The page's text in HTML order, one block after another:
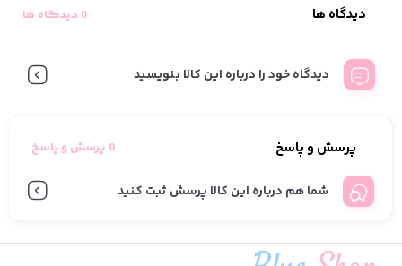
دیدگاه ها 0 دیدگاه ها
دیدگاه خود را درباره این کالا بنویسید
پرسش و پاسخ 0 پرسش و پاسخ
شما هم درباره این کالا پرسش ثبت کنید